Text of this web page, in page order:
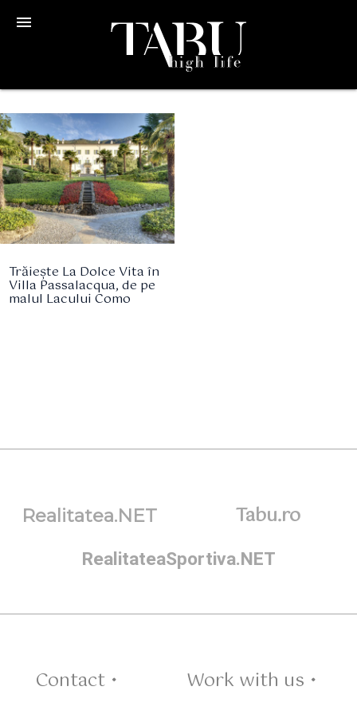
menu
Trăiește La Dolce Vita în
Villa Passalacqua, de pe
malul Lacului Como
Realitatea.NET Tabu.ro
RealitateaSportiva.NET
Contact • Work with us •